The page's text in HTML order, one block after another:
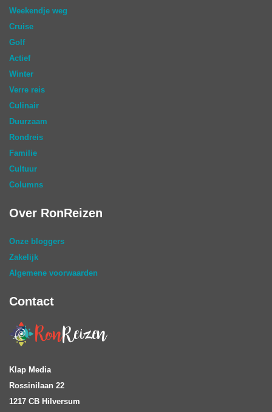
Weekendje weg
Cruise
Golf
Actief
Winter
Verre reis
Culinair
Duurzaam
Rondreis
Familie
Cultuur
Columns
Over RonReizen
Onze bloggers
Zakelijk
Algemene voorwaarden
Contact
Klap Media
Rossinilaan 22
1217 CB Hilversum